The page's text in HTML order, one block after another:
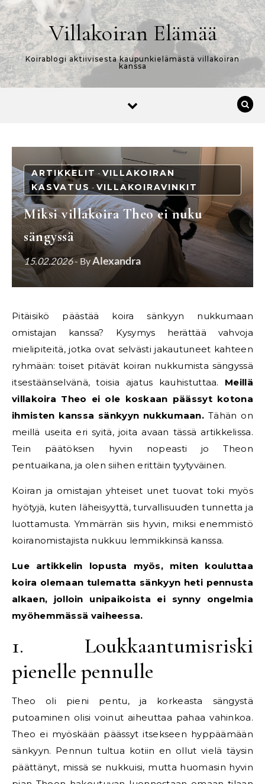
Skip to content
Villakoiran Elämää
Koirablogi aktiivisesta kaupunkielämästä villakoiran
kanssa
ARTIKKELIT - VILLAKOIRAN
KASVATUS - VILLAKOIRAVINKIT
Miksi villakoira Theo ei nuku
sängyssä
15.02.2026- ByAlexandra
Pitäisikö päästää koira sänkyyn nukkumaan
omistajan kanssa? Kysymys herättää vahvoja
mielipiteitä, jotka ovat selvästi jakautuneet kahteen
ryhmään: toiset pitävät koiran nukkumista sängyssä
itsestäänselvänä, toisia ajatus kauhistuttaa. Meillä
villakoira Theo ei ole koskaan päässyt kotona
ihmisten kanssa sänkyyn nukkumaan. Tähän on
meillä useita eri syitä, joita avaan tässä artikkelissa.
Tein päätöksen hyvin nopeasti jo Theon
pentuaikana, ja olen siihen erittäin tyytyväinen.
Koiran ja omistajan yhteiset unet tuovat toki myös
hyötyjä, kuten läheisyyttä, turvallisuuden tunnetta ja
luottamusta. Ymmärrän siis hyvin, miksi enemmistö
koiranomistajista nukkuu lemmikkinsä kanssa.
Lue artikkelin lopusta myös, miten kouluttaa
koira olemaan tulematta sänkyyn heti pennusta
alkaen, jolloin unipaikoista ei synny ongelmia
myöhemmässä vaiheessa.
1. Loukkaantumisriski
pienelle pennulle
Theo oli pieni pentu, ja korkeasta sängystä
putoaminen olisi voinut aiheuttaa pahaa vahinkoa.
Theo ei myöskään päässyt itsekseen hyppäämään
sänkyyn. Pennun tultua kotiin en ollut vielä täysin
päättänyt, missä se nukkuisi, mutta huomasin hyvin